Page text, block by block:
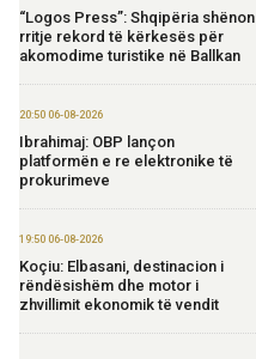
“Logos Press”: Shqipëria shënon
rritje rekord të kërkesës për
akomodime turistike në Ballkan
20:50 06-08-2026
Ibrahimaj: OBP lançon
platformën e re elektronike të
prokurimeve
19:50 06-08-2026
Koçiu: Elbasani, destinacion i
rëndësishëm dhe motor i
zhvillimit ekonomik të vendit